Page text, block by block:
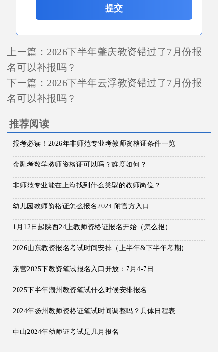
提交
上一篇： 2026下半年肇庆教资错过了7月份报
名可以补报吗？
下一篇： 2026下半年云浮教资错过了7月份报
名可以补报吗？
推荐阅读
报考必读！2026年非师范专业考教师资格证条件一览
金融考数学教师资格证可以吗？难度如何？
非师范专业能在上海找到什么类型的教师岗位？
幼儿园教师资格证怎么报名2024 附官方入口
1月12日起陕西24上教师资格证报名开始（怎么报）
2026山东教资报名考试时间安排（上半年&下半年考期）
东营2025下教资笔试报名入口开放：7月4-7日
2025下半年潮州教资笔试什么时候安排报名
2024年扬州教师资格证笔试时间调整吗？具体日程表
中山2024年幼师证考试是几月报名